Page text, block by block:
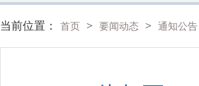
当前位置： 首页 > 要闻动态 > 通知公告